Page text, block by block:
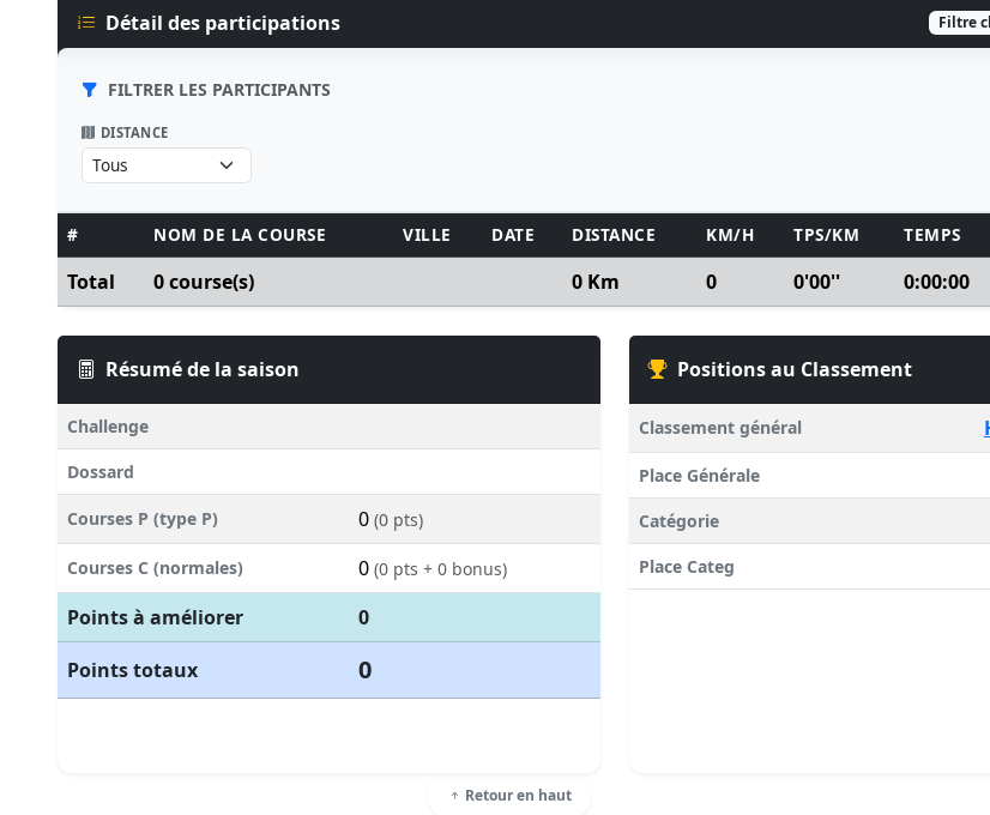
Détail des participations Filtre
FILTRER LES PARTICIPANTS
DISTANCE
# NOM DE LA COURSE VILLE DATE DISTANCE KM/H TPS/KM TEMPS
Total 0 course(s) 0 Km 0 0'00'' 0:00:00
Résumé de la saison
Challenge
Dossard
Courses P (type P) 0 (0 pts)
Courses C (normales) 0 (0 pts + 0 bonus)
Points à améliorer
0
Points totaux
0
Retour en haut
Positions au Classement
Classement général
Place Générale
Catégorie
Place Categ